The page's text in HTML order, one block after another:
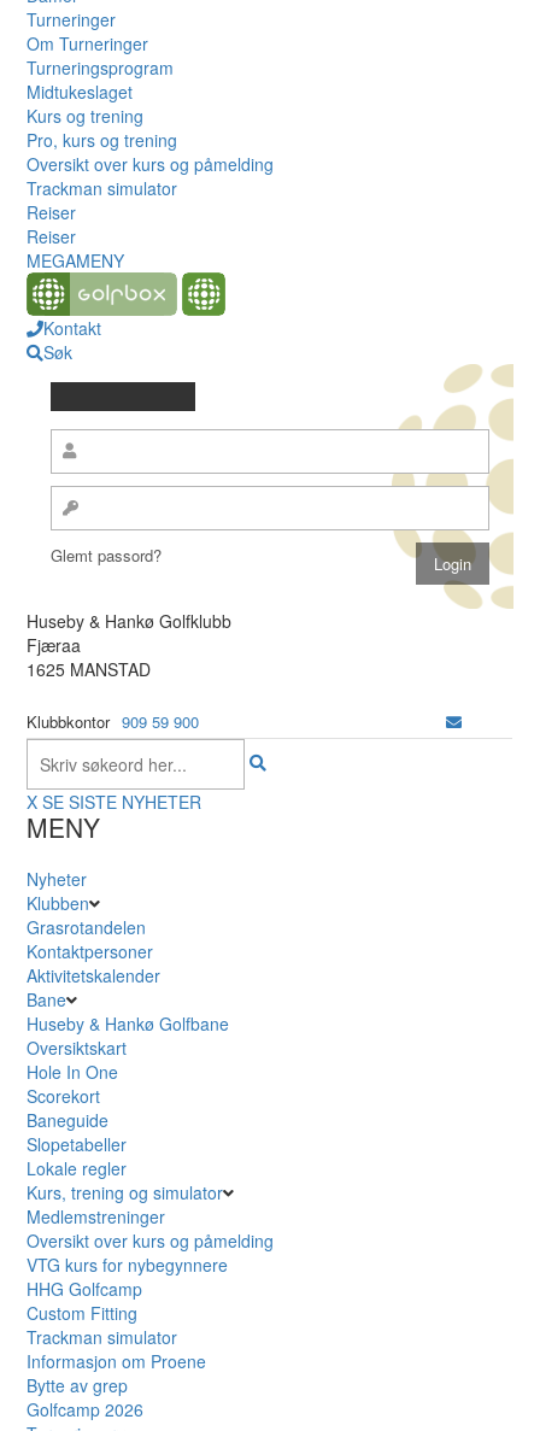
Turneringer
Om Turneringer
Turneringsprogram
Midtukeslaget
Kurs og trening
Pro, kurs og trening
Oversikt over kurs og påmelding
Trackman simulator
Reiser
Reiser
MEGAMENY
Kontakt
Søk
Glemt passord?
Huseby & Hankø Golfklubb
Fjæraa
1625 MANSTAD
Klubbkontor 909 59 900
X SE SISTE NYHETER
MENY
Nyheter
Klubben
Grasrotandelen
Kontaktpersoner
Aktivitetskalender
Bane
Huseby & Hankø Golfbane
Oversiktskart
Hole In One
Scorekort
Baneguide
Slopetabeller
Lokale regler
Kurs, trening og simulator
Medlemstreninger
Oversikt over kurs og påmelding
VTG kurs for nybegynnere
HHG Golfcamp
Custom Fitting
Trackman simulator
Informasjon om Proene
Bytte av grep
Golfcamp 2026